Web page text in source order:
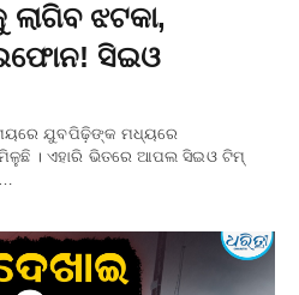
ଝଟକା,
ସିଇଓ
ଯୁବପିଢ଼ିଙ୍କ ମଧ୍ୟରେ
। ଏହାରି ଭିତରେ ଆପଲ ସିଇଓ ଟିମ୍